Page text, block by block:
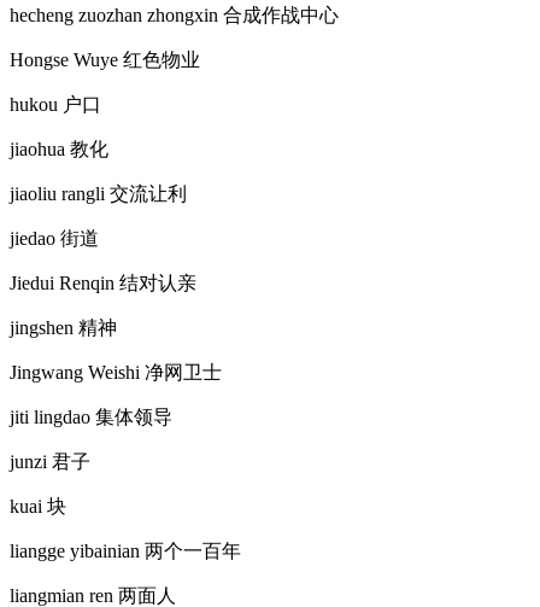
hecheng zuozhan zhongxin 合成作战中心
Hongse Wuye 红色物业
hukou 户口
jiaohua 教化
jiaoliu rangli 交流让利
jiedao 街道
Jiedui Renqin 结对认亲
jingshen 精神
Jingwang Weishi 净网卫士
jiti lingdao 集体领导
junzi 君子
kuai 块
liangge yibainian 两个一百年
liangmian ren 两面人